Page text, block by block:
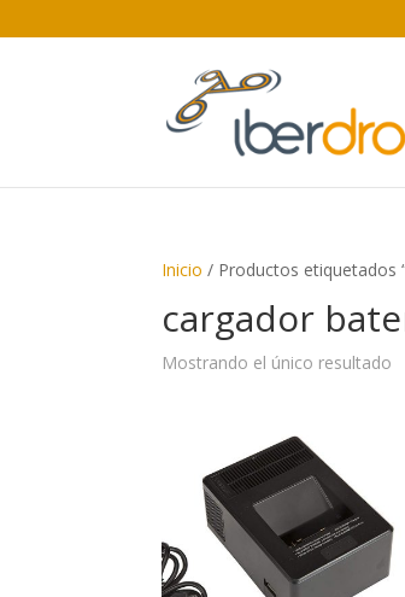
Inicio / Productos etiquetados
cargador
Mostrando el único resultado